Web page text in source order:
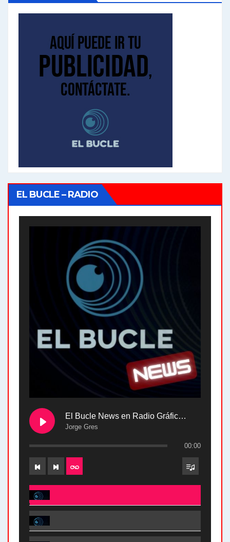
EL BUCLE – RADIO
El Bucle News en Radio Gráfica. Bloque 2 . 28.04.24
Jorge Gres
00:00
El Bucle News en Radio Gráfica. Bloque 2 . 28.04.24 - Jorge Gres
El Bucle News en Radio Gráfica. Bloque 1 . 28.04.24 - Jorge Gres